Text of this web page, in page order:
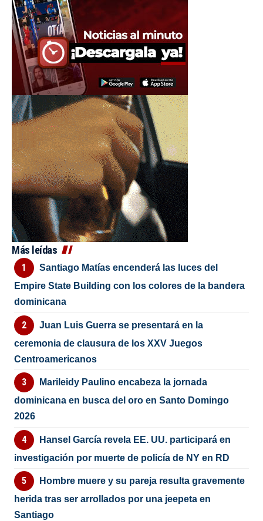
Más leídas
Santiago Matías encenderá las luces del
Empire State Building con los colores de la bandera
dominicana
Juan Luis Guerra se presentará en la
ceremonia de clausura de los XXV Juegos
Centroamericanos
Marileidy Paulino encabeza la jornada
dominicana en busca del oro en Santo Domingo
2026
Hansel García revela EE. UU. participará en
investigación por muerte de policía de NY en RD
Hombre muere y su pareja resulta gravemente
herida tras ser arrollados por una jeepeta en
Santiago